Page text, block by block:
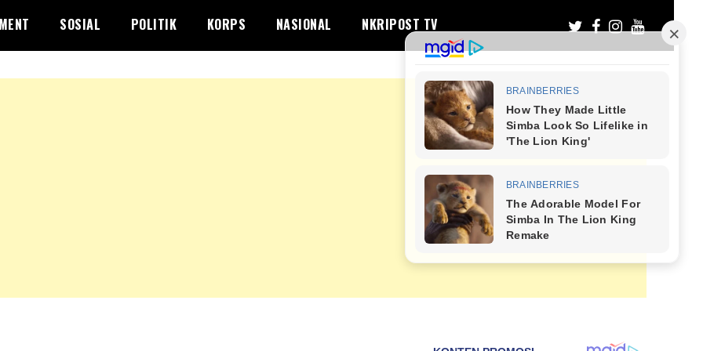
SOSIAL POLITIK KORPS NASIONAL NKRIPOST TV